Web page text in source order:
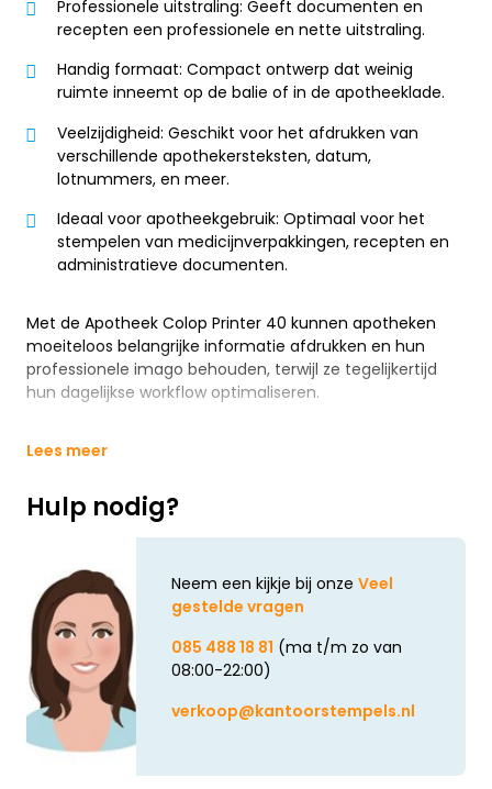
Professionele uitstraling: Geeft documenten en
recepten een professionele en nette uitstraling.
Handig formaat: Compact ontwerp dat weinig
ruimte inneemt op de balie of in de apotheeklade.
Veelzijdigheid: Geschikt voor het afdrukken van
verschillende apothekersteksten, datum,
lotnummers, en meer.
Ideaal voor apotheekgebruik: Optimaal voor het
stempelen van medicijnverpakkingen, recepten en
administratieve documenten.
Met de Apotheek Colop Printer 40 kunnen apotheken
moeiteloos belangrijke informatie afdrukken en hun
professionele imago behouden, terwijl ze tegelijkertijd
hun dagelijkse workflow optimaliseren.
Lees meer
Hulp nodig?
Neem een kijkje bij onze Veel
gestelde vragen
085 488 18 81 (ma t/m zo van
08:00-22:00)
verkoop@kantoorstempels.nl